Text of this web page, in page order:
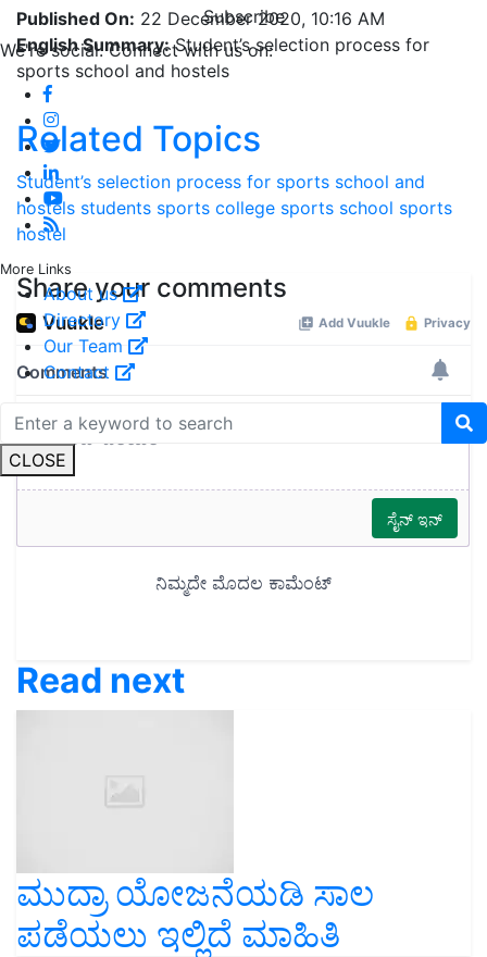
Subscribe
We're social. Connect with us on:
More Links
About us
Directory
Our Team
Contact
CLOSE
Published On: 22 December 2020, 10:16 AM
English Summary:Student’s selection process for
sports school and hostels
Related Topics
Student’s selection process for sports school and
hostels students sports college sports school sports
hostel
Share your comments
Read next
ಮುದ್ರಾ ಯೋಜನೆಯಡಿ ಸಾಲ
ಪಡೆಯಲು ಇಲ್ಲಿದೆ ಮಾಹಿತಿ